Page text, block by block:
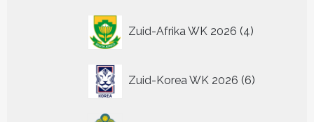
Zuid-Afrika WK 2026 4
producten
Zuid-Korea WK 2026 6
producten